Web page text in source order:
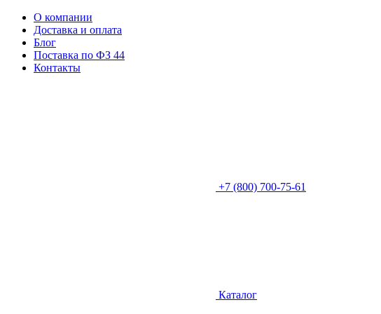
О компании
Доставка и оплата
Блог
Поставка по ФЗ 44
Контакты
+7 (800) 700-75-61
Каталог